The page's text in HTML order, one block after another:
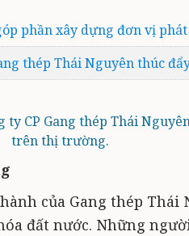
phần xây dựng đơn vị
thép Thái Nguyên thúc
ty CP Gang thép Thái
trên thị trường.
của Gang thép Thái
đất nước. Những